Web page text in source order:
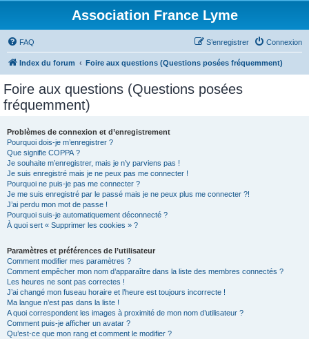
Association France Lyme
FAQ Connexion
S’enregistrer
Index du forum Foire aux questions (Questions posées fréquemment)
Foire aux questions (Questions posées
fréquemment)
Problèmes de connexion et d’enregistrement
Pourquoi dois-je m’enregistrer ?
Que signifie COPPA ?
Je souhaite m’enregistrer, mais je n’y parviens pas !
Je suis enregistré mais je ne peux pas me connecter !
Pourquoi ne puis-je pas me connecter ?
Je me suis enregistré par le passé mais je ne peux plus me connecter ?!
J’ai perdu mon mot de passe !
Pourquoi suis-je automatiquement déconnecté ?
À quoi sert « Supprimer les cookies » ?
Paramètres et préférences de l’utilisateur
Comment modifier mes paramètres ?
Comment empêcher mon nom d’apparaître dans la liste des membres connectés ?
Les heures ne sont pas correctes !
J’ai changé mon fuseau horaire et l’heure est toujours incorrecte !
Ma langue n’est pas dans la liste !
A quoi correspondent les images à proximité de mon nom d’utilisateur ?
Comment puis-je afficher un avatar ?
Qu’est-ce que mon rang et comment le modifier ?